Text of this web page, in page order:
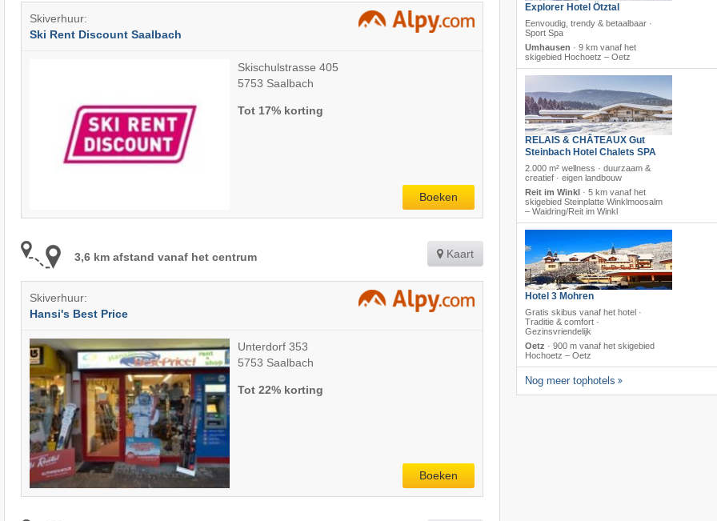
Skiverhuur:
Ski Rent Discount Saalbach
Skischulstrasse 405
5753 Saalbach
Tot 17% korting
Boeken
3,6 km afstand vanaf het centrum Kaart
Skiverhuur:
Hansi's Best Price
Unterdorf 353
5753 Saalbach
Tot 22% korting
Boeken
Explorer Hotel Ötztal
Eenvoudig, trendy & betaalbaar ·
Sport Spa
Umhausen · 9 km vanaf het
skigebied Hochoetz – Oetz
RELAIS & CHÂTEAUX Gut
Steinbach Hotel Chalets SPA
2.000 m² wellness · duurzaam &
creatief · eigen landbouw
Reit im Winkl· 5 km vanaf het
skigebied Steinplatte Winklmoosalm
– Waidring/​Reit im Winkl
Hotel 3 Mohren
Gratis skibus vanaf het hotel ·
Traditie & comfort ·
Gezinsvriendelijk
Oetz · 900 m vanaf het skigebied
Hochoetz – Oetz
Nog meer tophotels